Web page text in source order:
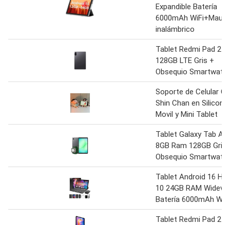
Expandible Batería
6000mAh
inalámbrico
Tablet Redmi Pad 2
128GB LTE Gris +
Obsequio
Soporte de Celular
Shin Chan en Silicona
Movil y Mini Tablet
Tablet Galaxy Tab
8GB Ram 128GB Gris
Obsequio
Tablet Android 16
10 24GB RAM
Batería 6000mAh
Tablet Redmi Pad 2